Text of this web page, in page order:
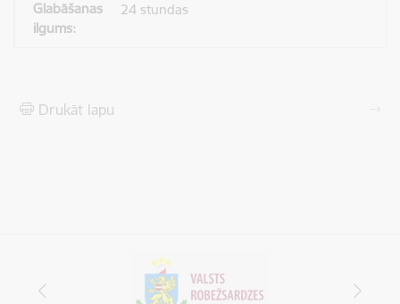
24 stundas
Drukāt lapu